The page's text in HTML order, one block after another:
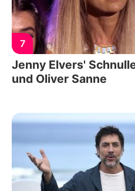
7
Jenny Elvers'
und Oliver Sanne